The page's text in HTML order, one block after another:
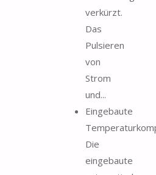
verkürzt.
Das
Pulsieren
von
Strom
und...
Eingebaute
Die
eingebaute